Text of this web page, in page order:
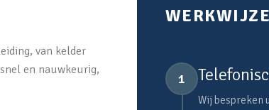
van kelder
en nauwkeurig,
1
Wij bespreken